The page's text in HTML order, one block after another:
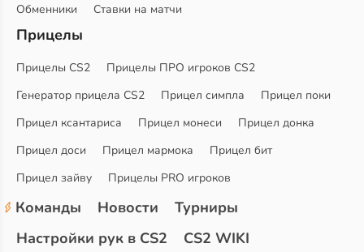
Обменники
Ставки на матчи
Прицелы
Прицелы CS2
Прицелы ПРО игроков CS2
Генератор прицела CS2
Прицел симпла
Прицел поки
Прицел ксантариса
Прицел монеси
Прицел донка
Прицел доси
Прицел мармока
Прицел бит
Прицел зайву
Прицелы PRO игроков
Команды Новости
Турниры
Настройки рук в CS2
CS2 WIKI